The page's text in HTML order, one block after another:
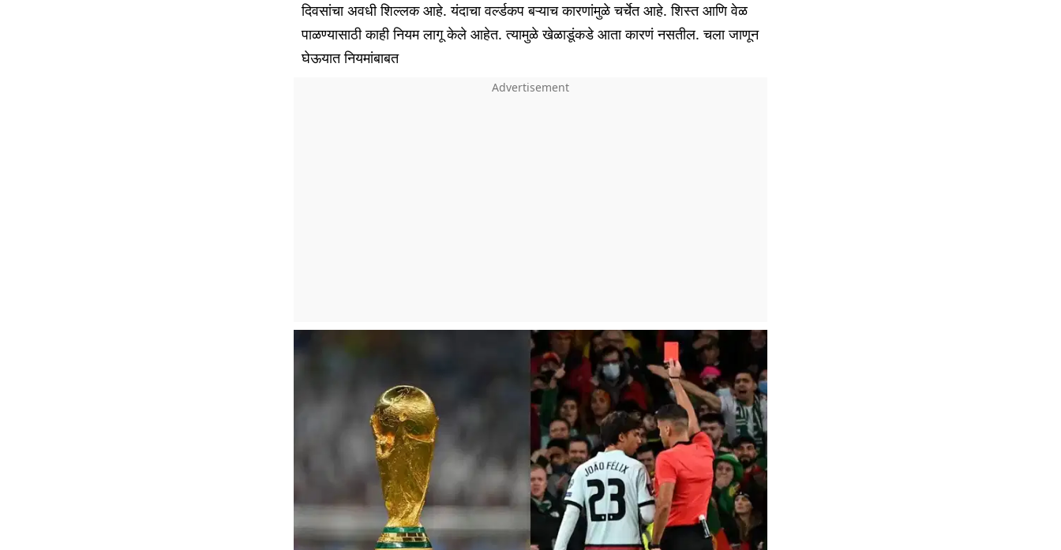
दिवसांचा अवधी शिल्लक आहे. यंदाचा वर्ल्डकप बऱ्याच कारणांमुळे चर्चेत आहे. शिस्त आणि वेळ
पाळण्यासाठी काही नियम लागू केले आहेत. त्यामुळे खेळाडूंकडे आता कारणं नसतील. चला जाणून
घेऊयात नियमांबाबत